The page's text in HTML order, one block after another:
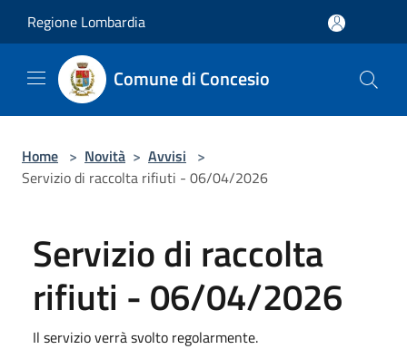
Regione Lombardia
Comune di Concesio
Home > Novità > Avvisi >
Servizio di raccolta rifiuti - 06/04/2026
Servizio di raccolta
rifiuti - 06/04/2026
Il servizio verrà svolto regolarmente.